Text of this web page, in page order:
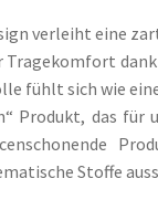
o envio e formas
di spedizione
verleiht eine
fühlt sich wie
Produkt, das für
Stoffe